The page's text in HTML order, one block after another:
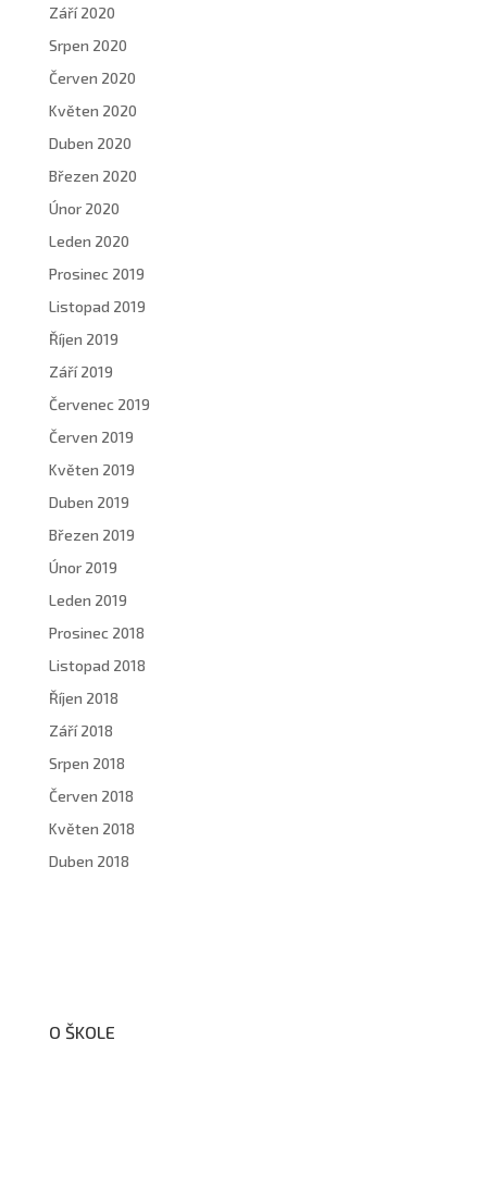
Září 2020
Srpen 2020
Červen 2020
Květen 2020
Duben 2020
Březen 2020
Únor 2020
Leden 2020
Prosinec 2019
Listopad 2019
Říjen 2019
Září 2019
Červenec 2019
Červen 2019
Květen 2019
Duben 2019
Březen 2019
Únor 2019
Leden 2019
Prosinec 2018
Listopad 2018
Říjen 2018
Září 2018
Srpen 2018
Červen 2018
Květen 2018
Duben 2018
O ŠKOLE